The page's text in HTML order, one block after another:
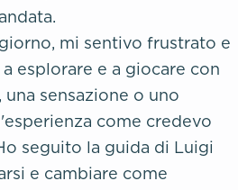
mi sentivo frustrato e
esplorare e a giocare con
sensazione o uno
come credevo
seguito la guida di Luigi
e cambiare come